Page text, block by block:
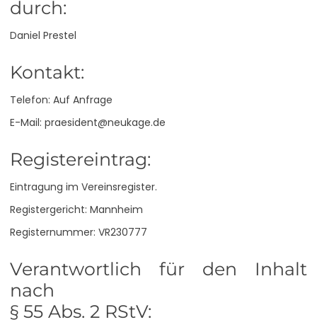
durch:
Daniel Prestel
Kontakt:
Telefon: Auf Anfrage
E-Mail: praesident@neukage.de
Registereintrag:
Eintragung im Vereinsregister.
Registergericht: Mannheim
Registernummer: VR230777
Verantwortlich für den Inhalt
nach
§ 55 Abs. 2 RStV: